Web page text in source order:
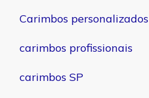
Carimbos personalizados
carimbos profissionais
carimbos SP